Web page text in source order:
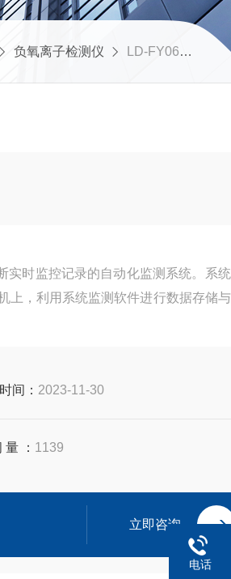
负氧离子检测仪 LD-FY06景区负氧离子监测站
实时监控记录的自动化监测系统。系
上，利用系统监测软件进行数据存储
间： 2023-11-30
量 ： 1139
立即咨询
电话